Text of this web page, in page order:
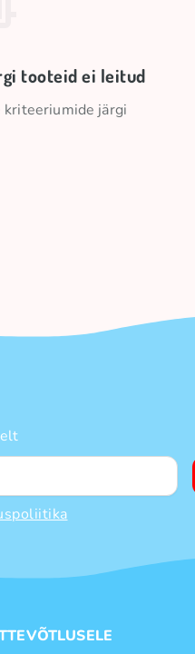
tooteid ei leitud
järgi